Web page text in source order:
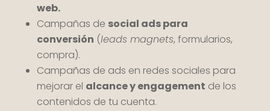
web.
Campañas de social ads para
conversión (leads magnets, formularios,
compra).
Campañas de ads en redes sociales para
mejorar el alcance y engagement de los
contenidos de tu cuenta.